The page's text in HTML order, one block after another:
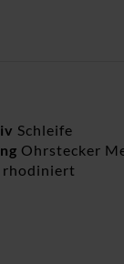
Schleife
Ohrstecker
rhodiniert